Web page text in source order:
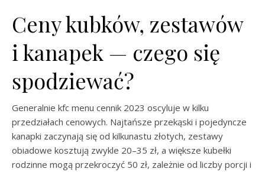
Ceny kubków, zestawów
i kanapek — czego się
spodziewać?
Generalnie kfc menu cennik 2023 oscyluje w kilku
przedziałach cenowych. Najtańsze przekąski i pojedyncze
kanapki zaczynają się od kilkunastu złotych, zestawy
obiadowe kosztują zwykle 20–35 zł, a większe kubełki
rodzinne mogą przekroczyć 50 zł, zależnie od liczby porcji i